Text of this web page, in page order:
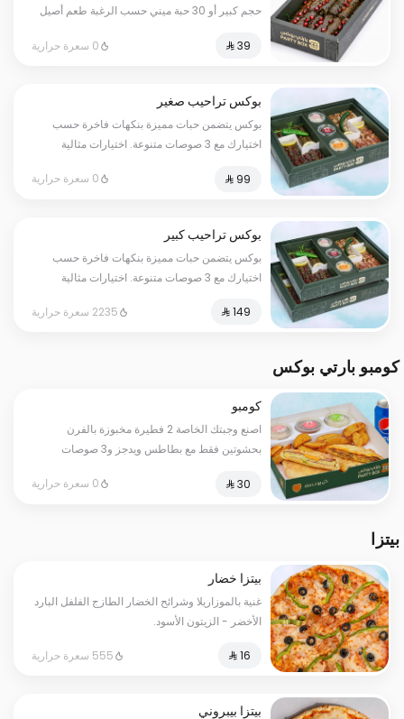
حجم كبير أو 30 حبة ميني حسب الرغبة طعم أصيل
0 سعرة حرارية
بوكس تراحيب صغير
بوكس يتضمن حبات مميزة بنكهات فاخرة حسب
اختيارك مع 3 صوصات متنوعة. اختيارات مثالية
0 سعرة حرارية
بوكس تراحيب كبير
بوكس يتضمن حبات مميزة بنكهات فاخرة حسب
اختيارك مع 3 صوصات متنوعة. اختيارات مثالية
2235 سعرة حرارية
كومبو بارتي بوكس
كومبو
اصنع وجبتك الخاصة 2 فطيرة مخبوزة بالفرن
بحشوتين فقط مع بطاطس ويدجز و3 صوصات
0 سعرة حرارية
بيتزا
بيتزا خضار
غنية بالموزاريلا وشرائح الخضار الطازج الفلفل البارد
الأخضر - الزيتون الأسود.
555 سعرة حرارية
بيتزا بيبروني